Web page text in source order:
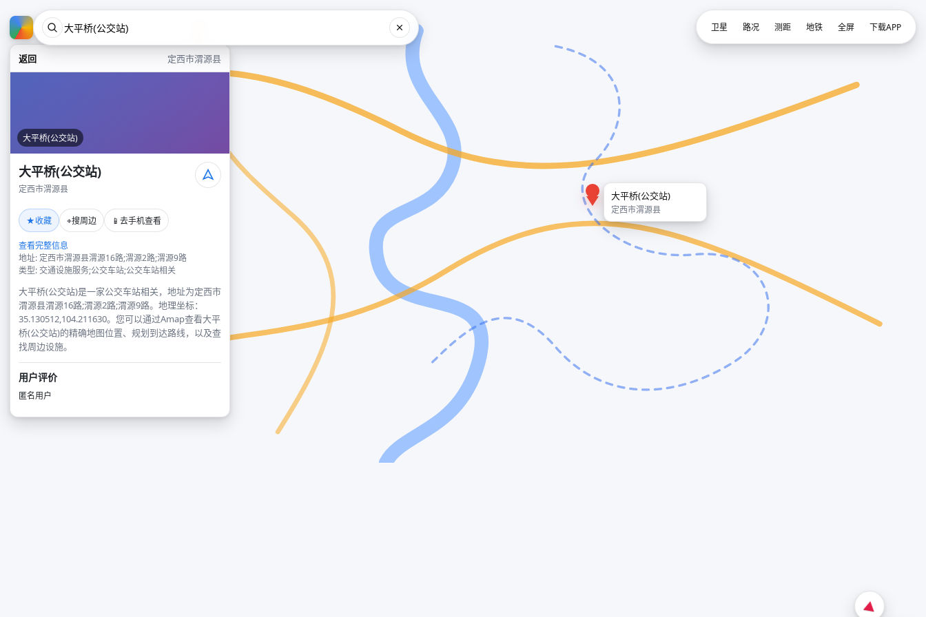
返回 定西市渭源县
大平桥(公交站)
大平桥(公交站)
定西市渭源县
★收藏 ⌖搜周边 📱 去手机查看
查看完整信息
地址: 定西市渭源县渭源16路;渭源2路;渭源9路
类型: 交通设施服务;公交车站;公交车站相关
大平桥(公交站)是一家公交车站相关，地址为定西市
渭源县渭源16路;渭源2路;渭源9路。地理坐标：
35.130512,104.211630。您可以通过Amap查看大平
桥(公交站)的精确地图位置、规划到达路线，以及查
找周边设施。
用户评价
匿名用户
大平桥(公交站)
定西市渭源县
卫星 路况 测距 地铁 全屏 下载APP